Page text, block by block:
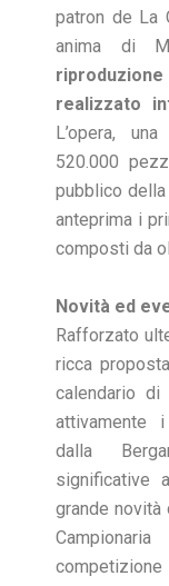
patron de La
anima di
realizzato
L’opera,
520.000
pubblico della
anteprima i
composti da
Novità ed
Rafforzato
ricca
calendario di
attivamente
dalla
significative
grande novità